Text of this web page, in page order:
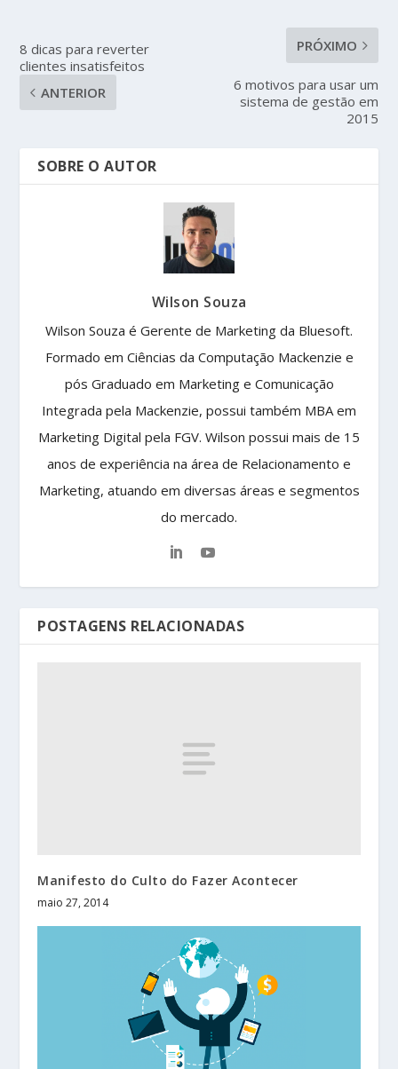
8 dicas para reverter
clientes insatisfeitos
ANTERIOR
PRÓXIMO
6 motivos para usar um
sistema de gestão em
2015
SOBRE O AUTOR
Wilson Souza
Wilson Souza é Gerente de Marketing da Bluesoft.
Formado em Ciências da Computação Mackenzie e
pós Graduado em Marketing e Comunicação
Integrada pela Mackenzie, possui também MBA em
Marketing Digital pela FGV. Wilson possui mais de 15
anos de experiência na área de Relacionamento e
Marketing, atuando em diversas áreas e segmentos
do mercado.
POSTAGENS RELACIONADAS
Manifesto do Culto do Fazer Acontecer
maio 27, 2014